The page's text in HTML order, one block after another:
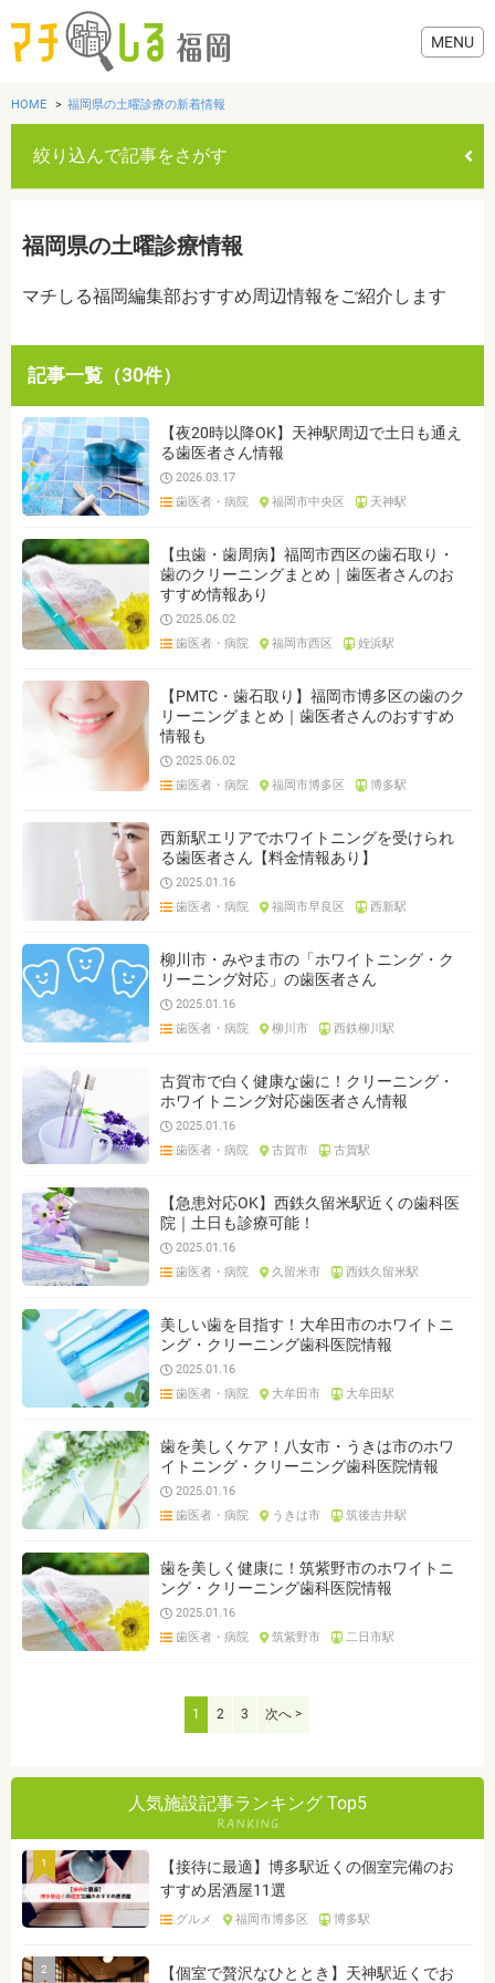
生活
HOME 福岡県の土曜診療の新着情報
絞り込んで記事をさがす
すべて グルメ 美容・健康 歯医者・病院 おでかけ
生活
クリア
福岡県の土曜診療情報
マチしる福岡編集部おすすめ周辺情報をご紹介します
記事一覧（30件）
【夜20時以降OK】天神駅周辺で土日も通え
る歯医者さん情報
2026.03.17
歯医者・病院
福岡市中央区 天神駅
【虫歯・歯周病】福岡市西区の歯石取り・
歯のクリーニングまとめ｜歯医者さんのお
すすめ情報あり
2025.06.02
歯医者・病院
福岡市西区 姪浜駅
【PMTC・歯石取り】福岡市博多区の歯のク
リーニングまとめ｜歯医者さんのおすすめ
情報も
2025.06.02
歯医者・病院
福岡市博多区 博多駅
西新駅エリアでホワイトニングを受けられ
る歯医者さん【料金情報あり】
2025.01.16
歯医者・病院
福岡市早良区 西新駅
柳川市・みやま市の「ホワイトニング・ク
リーニング対応」の歯医者さん
2025.01.16
歯医者・病院
柳川市 西鉄柳川駅
古賀市で白く健康な歯に！クリーニング・
ホワイトニング対応歯医者さん情報
2025.01.16
歯医者・病院
古賀市 古賀駅
【急患対応OK】西鉄久留米駅近くの歯科医
院｜土日も診療可能！
2025.01.16
歯医者・病院
久留米市 西鉄久留米駅
美しい歯を目指す！大牟田市のホワイトニ
ング・クリーニング歯科医院情報
2025.01.16
歯医者・病院
大牟田市 大牟田駅
歯を美しくケア！八女市・うきは市のホワ
イトニング・クリーニング歯科医院情報
2025.01.16
歯医者・病院
うきは市 筑後吉井駅
歯を美しく健康に！筑紫野市のホワイトニ
ング・クリーニング歯科医院情報
2025.01.16
歯医者・病院
筑紫野市 二日市駅
1 2 3 次へ >
人気施設記事ランキング Top5
1
【接待に最適】博多駅近くの個室完備のお
すすめ居酒屋11選
グルメ 福岡市博多区 博多駅
2 【個室で贅沢なひととき】天神駅近くでお